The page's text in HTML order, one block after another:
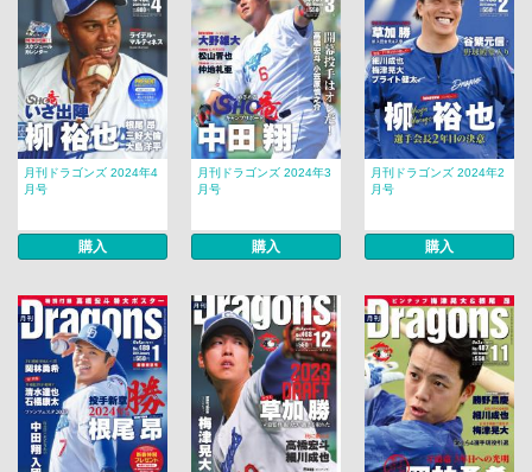
月刊ドラゴンズ 2024年4
月号
購入
月刊ドラゴンズ 2024年3
月号
購入
月刊ドラゴンズ 2024年2
月号
購入